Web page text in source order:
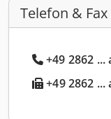
Telefon & Fax
+49 2862 ...
+49 2862 ...